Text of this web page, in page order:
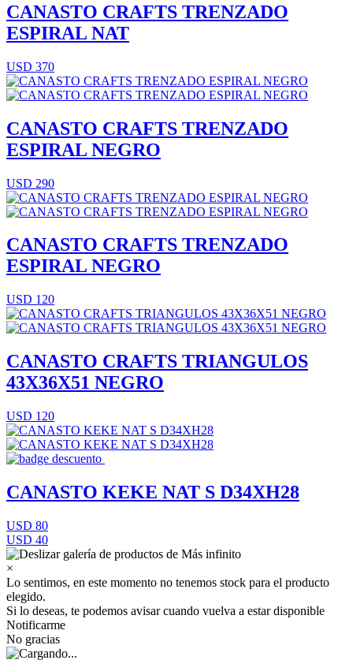
CANASTO CRAFTS TRENZADO
ESPIRAL NAT
USD 370
CANASTO CRAFTS TRENZADO
ESPIRAL NEGRO
USD 290
CANASTO CRAFTS TRENZADO
ESPIRAL NEGRO
USD 120
CANASTO CRAFTS TRIANGULOS
43X36X51 NEGRO
USD 120
CANASTO KEKE NAT S D34XH28
USD 80
USD 40
×
Lo sentimos, en este momento no tenemos stock para el producto
elegido.
Si lo deseas, te podemos avisar cuando vuelva a estar disponible
Notificarme
No gracias